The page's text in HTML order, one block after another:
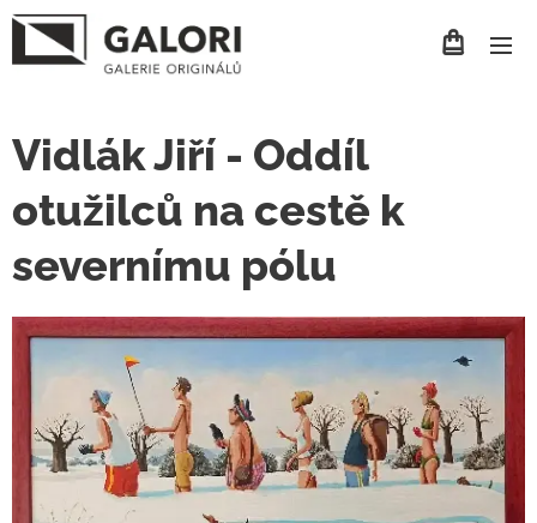
Vidlák Jiří - Oddíl
otužilců na cestě k
severnímu pólu